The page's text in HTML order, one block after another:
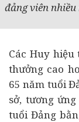
đảng viên
Các Huy
thưởng cao
65 năm tuổi
sở, tương
tuổi Đảng